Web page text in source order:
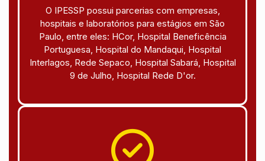
O IPESSP possui parcerias com empresas,
hospitais e laboratórios para estágios em São
Paulo, entre eles: HCor, Hospital Beneficência
Portuguesa, Hospital do Mandaqui, Hospital
Interlagos, Rede Sepaco, Hospital Sabará, Hospital
9 de Julho, Hospital Rede D'or.